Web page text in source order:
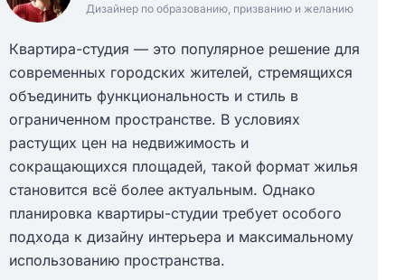
Дизайнер по образованию, призванию и желанию
Квартира-студия — это популярное решение для
современных городских жителей, стремящихся
объединить функциональность и стиль в
ограниченном пространстве. В условиях
растущих цен на недвижимость и
сокращающихся площадей, такой формат жилья
становится всё более актуальным. Однако
планировка квартиры-студии требует особого
подхода к дизайну интерьера и максимальному
использованию пространства.